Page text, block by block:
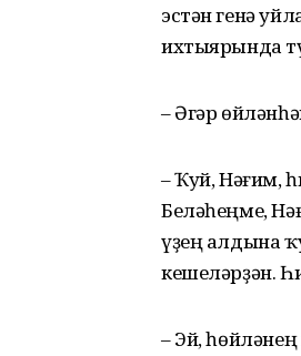
эстән генә
ихтыярында
– Әгәр
– Ҡуй, Нәғим,
Беләһеңме,
үҙең алдына
кешеләрҙән.
– Эй,